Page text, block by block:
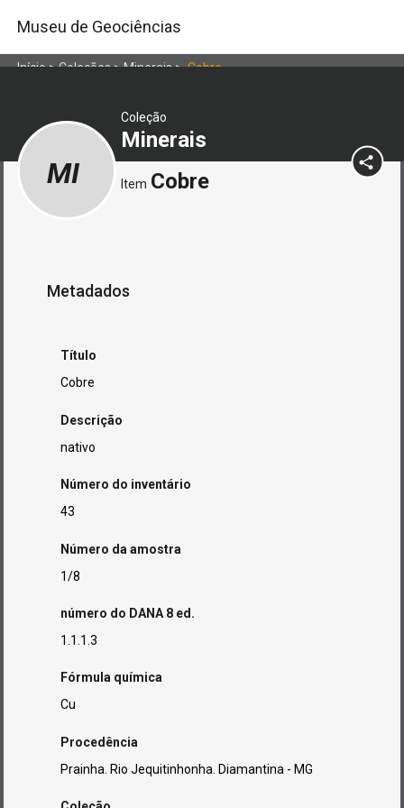
Museu de Geociências
Início>Coleções>Minerais>Cobre
Coleção
Minerais
MI Item Cobre
Metadados
Título
Cobre
Descrição
nativo
Número do inventário
43
Número da amostra
1/8
número do DANA 8 ed.
1.1.1.3
Fórmula química
Cu
Procedência
Prainha. Rio Jequitinhonha. Diamantina - MG